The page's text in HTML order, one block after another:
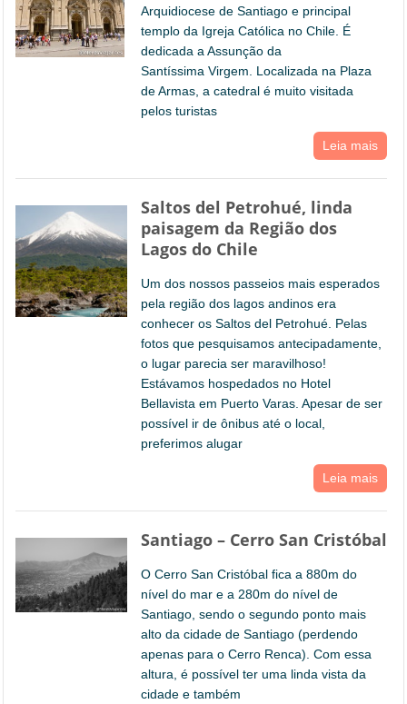
Arquidiocese de Santiago e principal
templo da Igreja Católica no Chile. É
dedicada a Assunção da
Santíssima Virgem. Localizada na Plaza
de Armas, a catedral é muito visitada
pelos turistas
Leia mais
Saltos del Petrohué, linda
paisagem da Região dos
Lagos do Chile
Um dos nossos passeios mais esperados
pela região dos lagos andinos era
conhecer os Saltos del Petrohué. Pelas
fotos que pesquisamos antecipadamente,
o lugar parecia ser maravilhoso!
Estávamos hospedados no Hotel
Bellavista em Puerto Varas. Apesar de ser
possível ir de ônibus até o local,
preferimos alugar
Leia mais
Santiago – Cerro San Cristóbal
O Cerro San Cristóbal fica a 880m do
nível do mar e a 280m do nível de
Santiago, sendo o segundo ponto mais
alto da cidade de Santiago (perdendo
apenas para o Cerro Renca). Com essa
altura, é possível ter uma linda vista da
cidade e também